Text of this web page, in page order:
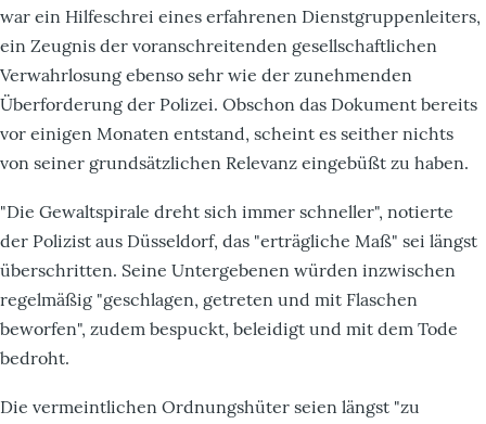
war ein Hilfeschrei eines erfahrenen Dienstgruppenleiters,
ein Zeugnis der voranschreitenden gesellschaftlichen
Verwahrlosung ebenso sehr wie der zunehmenden
Überforderung der Polizei. Obschon das Dokument bereits
vor einigen Monaten entstand, scheint es seither nichts
von seiner grundsätzlichen Relevanz eingebüßt zu haben.
"Die Gewaltspirale dreht sich immer schneller", notierte
der Polizist aus Düsseldorf, das "erträgliche Maß" sei längst
überschritten. Seine Untergebenen würden inzwischen
regelmäßig "geschlagen, getreten und mit Flaschen
beworfen", zudem bespuckt, beleidigt und mit dem Tode
bedroht.
Die vermeintlichen Ordnungshüter seien längst "zu